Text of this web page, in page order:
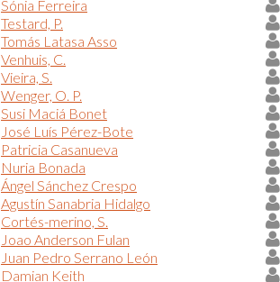
Sónia Ferreira
Testard, P.
Tomás Latasa Asso
Venhuis, C.
Vieira, S.
Wenger, O. P.
Susi Maciá Bonet
José Luís Pérez-Bote
Patricia Casanueva
Nuria Bonada
Ángel Sánchez Crespo
Agustín Sanabria Hidalgo
Cortés-merino, S.
Joao Anderson Fulan
Juan Pedro Serrano León
Damian Keith